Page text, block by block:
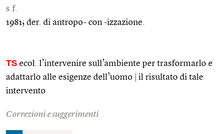
s.f.
1981; der. di antropo- con -izzazione.
TS ecol. l’intervenire sull’ambiente per trasformarlo e
adattarlo alle esigenze dell’uomo
il risultato di tale
intervento
Correzioni e suggerimenti